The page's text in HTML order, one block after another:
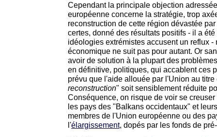
Cependant la principale objection
européenne concerne la stratégie, trop
reconstruction de cette région dévastée
certes, donné des résultats positifs - il a
idéologies extrémistes accusent un reflux
économique ne suit pas pour autant. Or
avoir de solution à la plupart des
en définitive, politiques, qui accablent ces
prévu que l'aide allouée par l'Union au titre
reconstruction" soit sensiblement réduite
Conséquence, on risque de voir se
les pays des "Balkans occidentaux" et
membres de l'Union européenne ou des
l'élargissement, dopés par les fonds de